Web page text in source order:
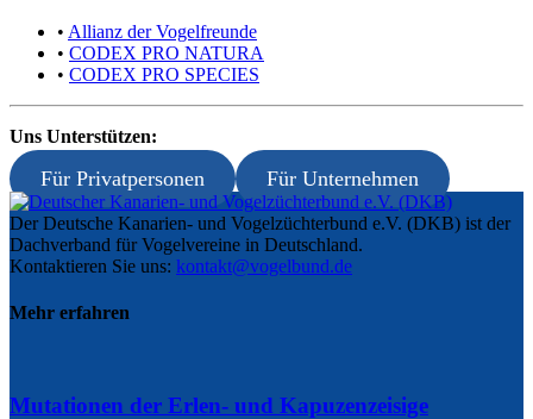
• Allianz der Vogelfreunde
• CODEX PRO NATURA
• CODEX PRO SPECIES
Uns Unterstützen:
Für Privatpersonen Für Unternehmen
Der Deutsche Kanarien- und Vogelzüchterbund e.V. (DKB) ist der
Dachverband für Vogelvereine in Deutschland.
Kontaktieren Sie uns: kontakt@vogelbund.de
Mehr erfahren
Mutationen der Erlen- und Kapuzenzeisige